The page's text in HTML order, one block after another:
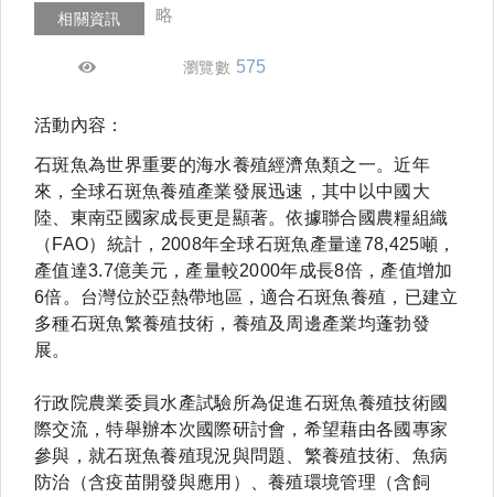
相關資訊 略
瀏覽數 575
活動內容：
石斑魚為世界重要的海水養殖經濟魚類之一。近年
來，全球石斑魚養殖產業發展迅速，其中以中國大
陸、東南亞國家成長更是顯著。依據聯合國農糧組織
（FAO）統計，2008年全球石斑魚產量達78,425噸，
產值達3.7億美元，產量較2000年成長8倍，產值增加
6倍。台灣位於亞熱帶地區，適合石斑魚養殖，已建立
多種石斑魚繁養殖技術，養殖及周邊產業均蓬勃發
展。
行政院農業委員水產試驗所為促進石斑魚養殖技術國
際交流，特舉辦本次國際研討會，希望藉由各國專家
參與，就石斑魚養殖現況與問題、繁養殖技術、魚病
防治（含疫苗開發與應用）、養殖環境管理（含飼